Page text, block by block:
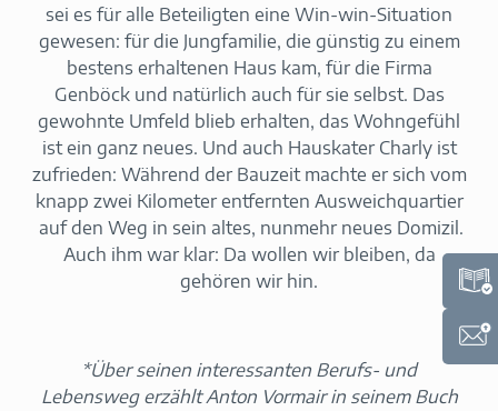
sei es für alle Beteiligten eine Win-win-Situation
gewesen: für die Jungfamilie, die günstig zu einem
bestens erhaltenen Haus kam, für die Firma
Genböck und natürlich auch für sie selbst. Das
gewohnte Umfeld blieb erhalten, das Wohngefühl
ist ein ganz neues. Und auch Hauskater Charly ist
zufrieden: Während der Bauzeit machte er sich vom
knapp zwei Kilometer entfernten Ausweichquartier
auf den Weg in sein altes, nunmehr neues Domizil.
Auch ihm war klar: Da wollen wir bleiben, da
gehören wir hin.
*Über seinen interessanten Berufs- und
Lebensweg erzählt Anton Vormair in seinem Buch